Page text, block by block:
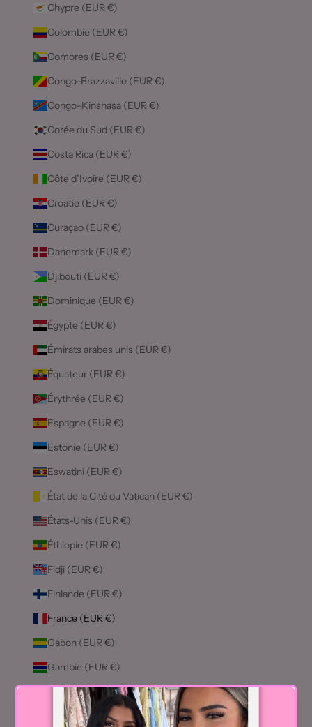
Chypre (EUR €)
Colombie (EUR €)
Comores (EUR €)
Congo-Brazzaville (EUR €)
Congo-Kinshasa (EUR €)
Corée du Sud (EUR €)
Costa Rica (EUR €)
Côte d’Ivoire (EUR €)
Croatie (EUR €)
Curaçao (EUR €)
Danemark (EUR €)
Djibouti (EUR €)
Dominique (EUR €)
Égypte (EUR €)
Émirats arabes unis (EUR €)
Équateur (EUR €)
Érythrée (EUR €)
Espagne (EUR €)
Estonie (EUR €)
Eswatini (EUR €)
État de la Cité du Vatican (EUR €)
États-Unis (EUR €)
Éthiopie (EUR €)
Fidji (EUR €)
Finlande (EUR €)
France (EUR €)
Gabon (EUR €)
Gambie (EUR €)
Géorgie (EUR €)
Géorgie du Sud-et-les Îles Sandwich du Sud (EUR €)